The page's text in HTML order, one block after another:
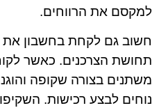
למקסם את הרווחים.
חשוב גם לקחת בחשבון את
תחושת הצרכנים. כאשר
משתנים בצורה שקופה
נוחים לבצע רכישות.